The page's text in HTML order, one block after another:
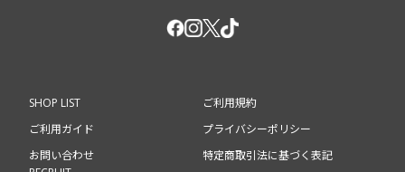
SHOP LIST
ご利用ガイド
お問い合わせ
ご利用規約
プライバシーポリシー
特定商取引法に基づく表記